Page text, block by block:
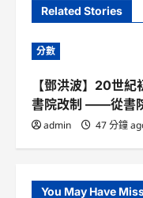
Related Stories
分數
【鄧洪波】20世
書院改制 ——從書
admin 47 分鐘
You May Have